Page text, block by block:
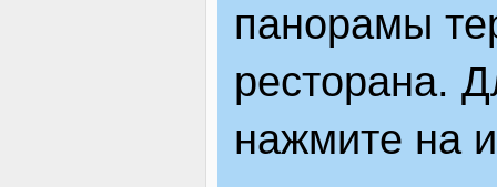
панорамы
ресторана.
нажмите на